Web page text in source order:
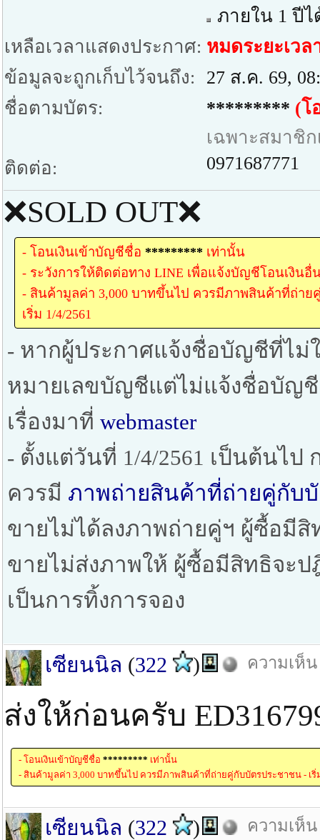
ภายใน 1 ปีไ
เหลือเวลาแสดงประกาศ: หมดระยะเว
ข้อมูลจะถูกเก็บไว้จนถึง:
27 ส.ค. 69,
ชื่อตามบัตร:
********* (โ
เฉพาะสมาชิ
ติดต่อ:
0971687771
❌SOLD OUT❌
- โอนเงินเข้าบัญชีชื่อ ********* เท่านั้น
- ระวังการให้ติดต่อทาง LINE เพื่อแจ้งบัญชีโอนเงินอื่
- สินค้ามูลค่า 3,000 บาทขึ้นไป ควรมีภาพสินค้าที่ถ่า
เริ่ม 1/4/2561
- หากผู้ประกาศแจ้งชื่อบัญชีที่ไ
หมายเลขบัญชีแต่ไม่แจ้งชื่อบัญชี
เรื่องมาที่ webmaster
- ตั้งแต่วันที่ 1/4/2561 เป็นต้นไ
ควรมี ภาพถ่ายสินค้าที่ถ่ายคู่กับ
ขายไม่ได้ลงภาพถ่ายคู่ฯ ผู้ซื้อมี
ขายไม่ส่งภาพให้ ผู้ซื้อมีสิทธิจะป
เป็นการทิ้งการจอง
เซียนนิล (322 ) ความเห็น
ส่งให้ก่อนครับ
- โอนเงินเข้าบัญชีชื่อ ********* เท่านั้น
- สินค้ามูลค่า 3,000 บาทขึ้นไป ควรมีภาพสินค้าที่ถ่ายคู่กับบัตรประชาชน - เริ่
เซียนนิล (322 ) ความเห็น